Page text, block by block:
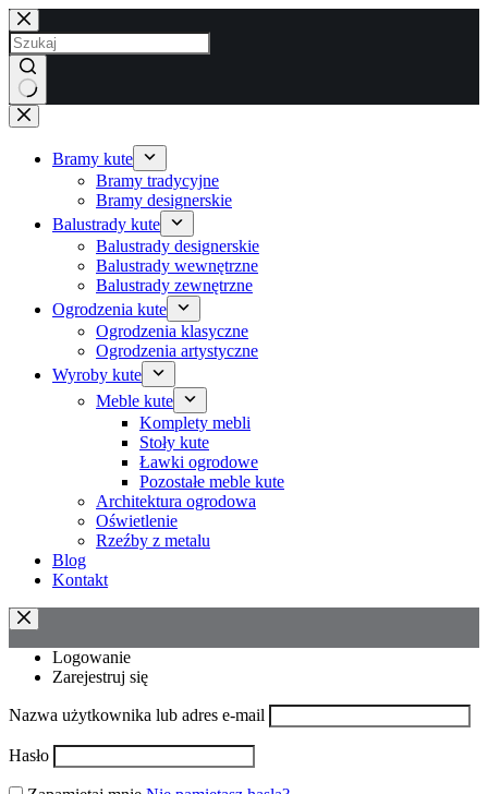
Przejdź
do
treści
Brak
wyników
Bramy kute
Bramy tradycyjne
Bramy designerskie
Balustrady kute
Balustrady designerskie
Balustrady wewnętrzne
Balustrady zewnętrzne
Ogrodzenia kute
Ogrodzenia klasyczne
Ogrodzenia artystyczne
Wyroby kute
Meble kute
Komplety mebli
Stoły kute
Ławki ogrodowe
Pozostałe meble kute
Architektura ogrodowa
Oświetlenie
Rzeźby z metalu
Blog
Kontakt
Logowanie
Zarejestruj się
Nazwa użytkownika lub adres e-mail
Hasło